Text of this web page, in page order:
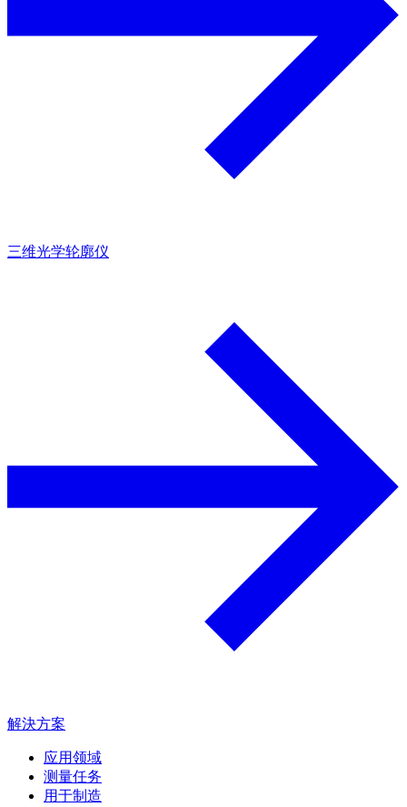
三维光学轮廓仪
解決方案
应用领域
测量任务
用于制造